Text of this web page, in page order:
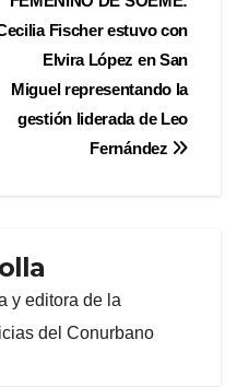
Fischer estuvo con
Elvira López en San
Miguel representando la
gestión liderada de Leo
Fernández
y editora de la
del Conurbano